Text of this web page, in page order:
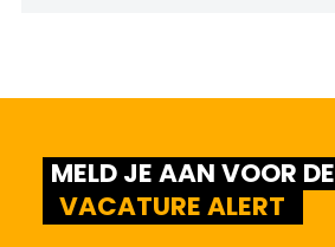
MELD JE AAN VOOR DE
VACATURE ALERT